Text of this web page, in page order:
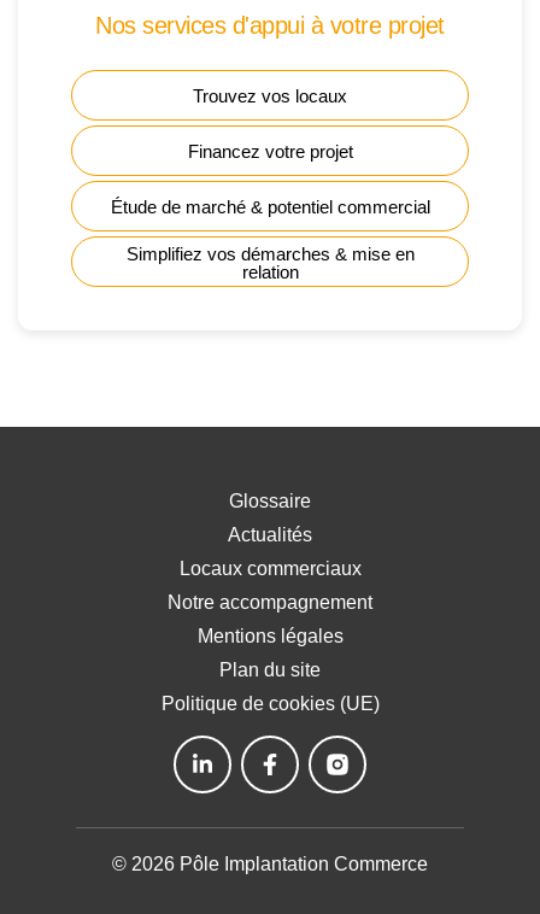
Nos services d'appui à votre projet
Trouvez vos locaux
Financez votre projet
Étude de marché & potentiel commercial
Simplifiez vos démarches & mise en
relation
Glossaire
Actualités
Locaux commerciaux
Notre accompagnement
Mentions légales
Plan du site
Politique de cookies (UE)
© 2026 Pôle Implantation Commerce